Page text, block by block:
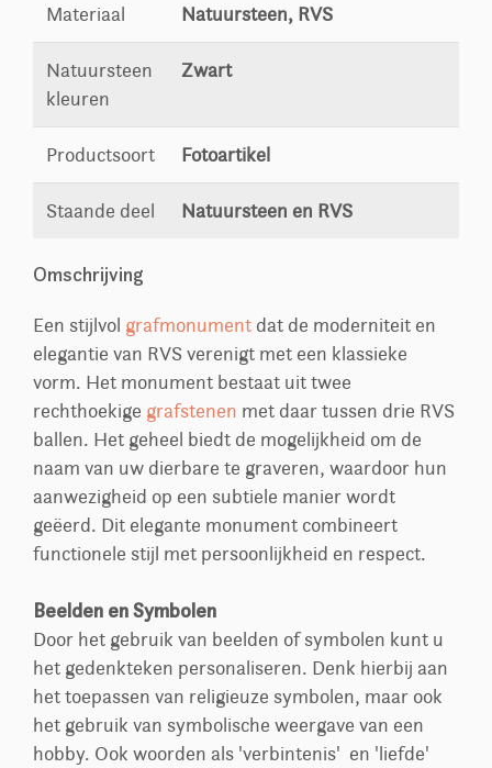
Materiaal Natuursteen, RVS
Natuursteen
kleuren
Zwart
Productsoort Fotoartikel
Staande deel Natuursteen en RVS
Omschrijving
Een stijlvol grafmonument dat de moderniteit en
elegantie van RVS verenigt met een klassieke
vorm. Het monument bestaat uit twee
rechthoekige grafstenen met daar tussen drie RVS
ballen. Het geheel biedt de mogelijkheid om de
naam van uw dierbare te graveren, waardoor hun
aanwezigheid op een subtiele manier wordt
geëerd. Dit elegante monument combineert
functionele stijl met persoonlijkheid en respect.
Beelden en Symbolen
Door het gebruik van beelden of symbolen kunt u
het gedenkteken personaliseren. Denk hierbij aan
het toepassen van religieuze symbolen, maar ook
het gebruik van symbolische weergave van een
hobby. Ook woorden als 'verbintenis' en 'liefde'